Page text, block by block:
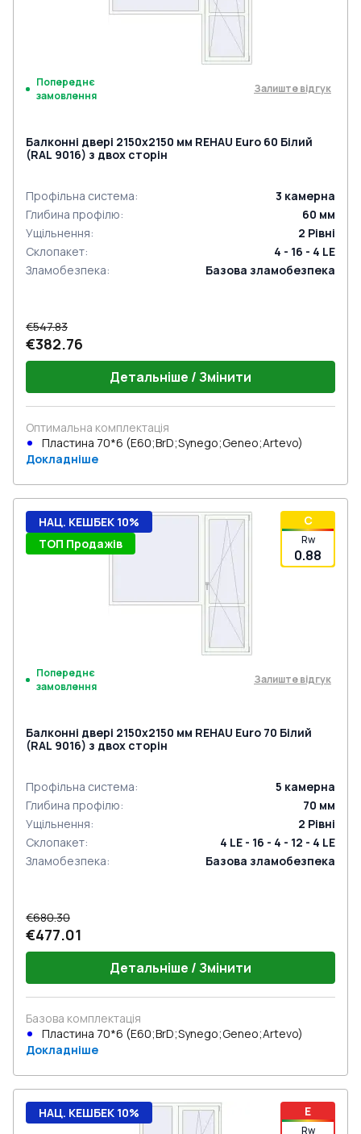
Попереднє
замовлення
Залиште відгук
Балконні двері 2150x2150 мм REHAU Euro 60 Білий
(RAL 9016) з двох сторін
Профільна система: 3 камерна
Глибина профілю: 60 мм
Ущільнення: 2 Рівні
Склопакет:
4 - 16 - 4 LE
Зламобезпека: Базова зламобезпека
€547.83
€382.76
Детальніше / Змінити
Оптимальна комплектація
Пластина 70*6 (E60;BrD;Synego;Geneo;Artevo)
Докладніше
C
Rw
0.88
НАЦ. КЕШБЕК 10%
ТОП Продажів
Попереднє
замовлення
Залиште відгук
Балконні двері 2150x2150 мм REHAU Euro 70 Білий
(RAL 9016) з двох сторін
Профільна система: 5 камерна
Глибина профілю: 70 мм
Ущільнення: 2 Рівні
Склопакет:
4 LE - 16 - 4 - 12 - 4 LE
Зламобезпека: Базова зламобезпека
€680.30
€477.01
Детальніше / Змінити
Базова комплектація
Пластина 70*6 (E60;BrD;Synego;Geneo;Artevo)
Докладніше
E
Rw
НАЦ. КЕШБЕК 10%